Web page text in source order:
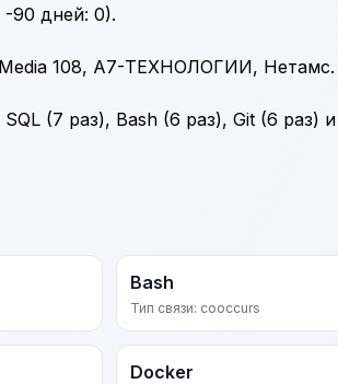
90 дней: 0).
108, А7-ТЕХНОЛОГИИ, Нетамс.
SQL (7 раз), Bash (6 раз), Git (6 раз) и
Bash
Тип связи: cooccurs
Docker